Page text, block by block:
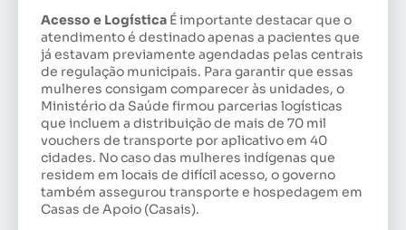
Acesso e Logística É importante destacar que o
atendimento é destinado apenas a pacientes que
já estavam previamente agendadas pelas centrais
de regulação municipais. Para garantir que essas
mulheres consigam comparecer às unidades, o
Ministério da Saúde firmou parcerias logísticas
que incluem a distribuição de mais de 70 mil
vouchers de transporte por aplicativo em 40
cidades. No caso das mulheres indígenas que
residem em locais de difícil acesso, o governo
também assegurou transporte e hospedagem em
Casas de Apoio (Casais).